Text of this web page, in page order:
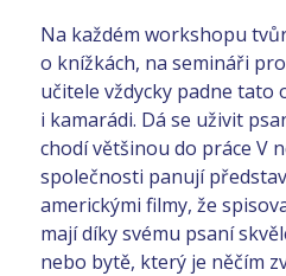
Na každém workshopu
o knížkách, na semináři
učitele vždycky padne tato
i kamarádi. Dá se uživit
chodí většinou do práce V
společnosti panují
americkými filmy, že
mají díky svému psaní
nebo bytě, který je něčím